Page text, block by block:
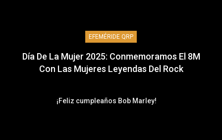
EFEMÉRIDE QRP
Día De La Mujer 2025: Conmemoramos El 8M
Con Las Mujeres Leyendas Del Rock
¡Feliz cumpleaños Bob Marley!